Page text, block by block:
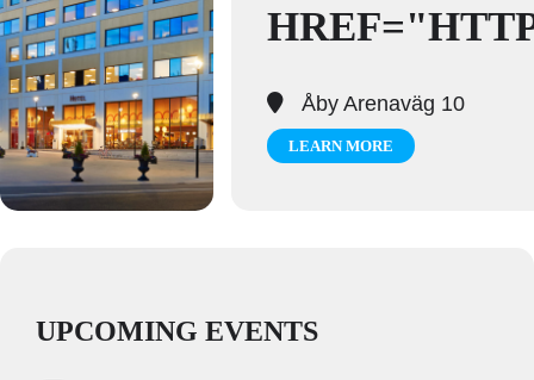
Åby Arenaväg 10
LEARN MORE
UPCOMING EVENTS